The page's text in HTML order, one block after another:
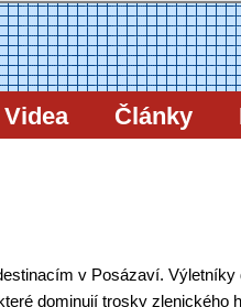
Videa Články
v Posázaví. Výletníky
dominují trosky zlenického